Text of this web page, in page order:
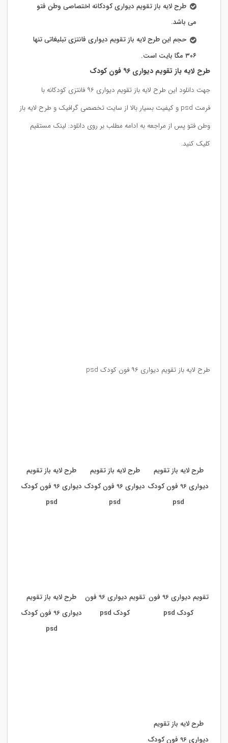
طرح لایه باز تقویم دیواری کودکانه اختصاصی وطن فتو
می باشد.
حجم این طرح لایه باز تقویم دیواری فانتزی تبلیغاتی تنها
۳۰۶ مگا بایت است.
طرح لایه باز تقویم دیواری ۹۶ فون کودک
جهت دانلود این طرح لایه باز تقویم دیواری ۹۶ فانتزی کودکانه با
فرمت psd و کیفیت بسیار بالا از سایت تخصصی گرافیک و طرح لایه باز
وطن فتو پس از مراجعه به ادامه مطلب بر روی دانلود: لینک مستقیم
کلیک کنید.
طرح لایه باز تقویم دیواری ۹۶ فون کودک psd
طرح لایه باز تقویم
دیواری 96 فون کودک
psd
طرح لایه باز تقویم
دیواری 96 فون کودک
psd
طرح لایه باز تقویم
دیواری 96 فون کودک
psd
تقویم دیواری 96 فون
کودک psd
تقویم دیواری 96 فون
کودک psd
طرح لایه باز تقویم
دیواری 96 فون کودک
psd
طرح لایه باز تقویم
دیواری 96 فون کودک